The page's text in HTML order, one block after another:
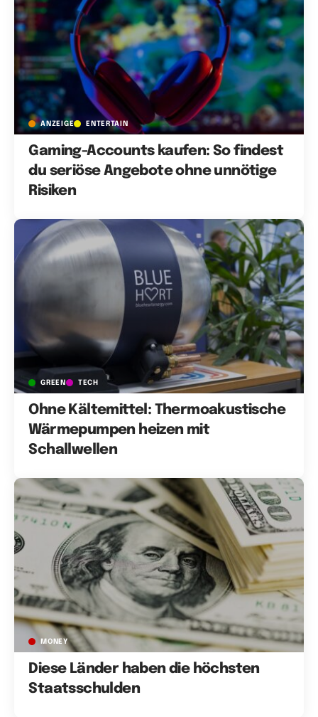
ANZEIGE ENTERTAIN
Gaming-Accounts kaufen: So findest
du seriöse Angebote ohne unnötige
Risiken
GREEN TECH
Ohne Kältemittel: Thermoakustische
Wärmepumpen heizen mit
Schallwellen
MONEY
Diese Länder haben die höchsten
Staatsschulden